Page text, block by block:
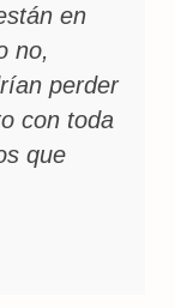
en
no,
perder
con toda
que